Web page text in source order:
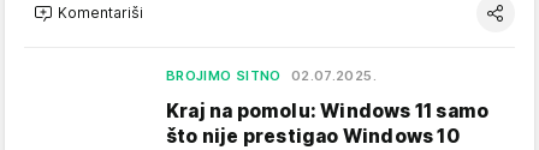
Komentariši
BROJIMO SITNO 02.07.2025.
Kraj na pomolu: Windows 11 samo
što nije prestigao Windows 10